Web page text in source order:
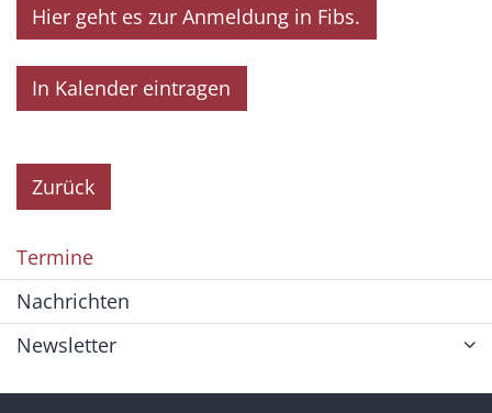
Hier geht es zur Anmeldung in Fibs.
In Kalender eintragen
Zurück
Termine
Nachrichten
Newsletter